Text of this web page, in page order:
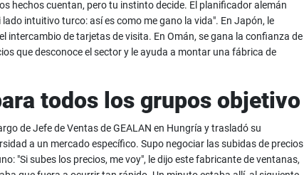
hechos cuentan, pero tu instinto decide. El planificador alemán
intuitivo turco: así es como me gano la vida". En Japón, le
intercambio de tarjetas de visita. En Omán, se gana la confianza de
que desconoce el sector y le ayuda a montar una fábrica de
todos los grupos objetivo
de Jefe de Ventas de GEALAN en Hungría y trasladó su
a un mercado específico. Supo negociar las subidas de precios
"Si subes los precios, me voy", le dijo este fabricante de ventanas,